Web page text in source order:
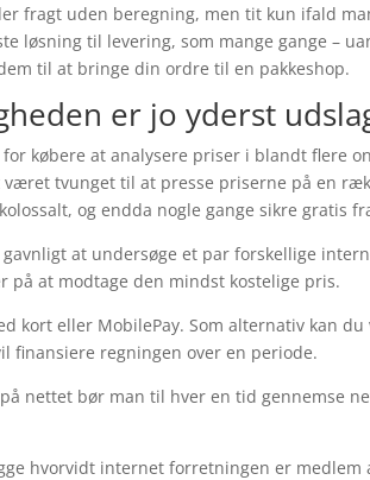
fragt uden beregning, men tit kun ifald
løsning til levering, som mange gange –
til at bringe din ordre til en pakkeshop.
er jo yderst
købere at analysere priser i blandt flere
tvunget til at presse priserne på en
og endda nogle gange sikre gratis
at undersøge et par forskellige
på at modtage den mindst kostelige pris.
kort eller MobilePay. Som alternativ kan
finansiere regningen over en periode.
nettet bør man til hver en tid gennemse
hvorvidt internet forretningen er